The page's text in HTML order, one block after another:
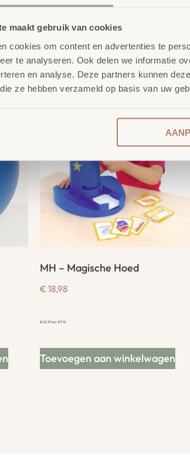
maakt gebruik van cookies
cookies om content en advertenties te
te analyseren. Ook delen we informatie
en analyse. Deze partners kunnen
ze hebben verzameld op basis van uw
MH – Magische Hoed
€ 18,98
€22,97incl. BTW
Toevoegen aan winkelwagen